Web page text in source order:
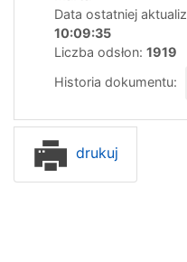
Data ostatniej
10:09:35
Liczba odsłon: 1919
Historia dokumentu:
drukuj